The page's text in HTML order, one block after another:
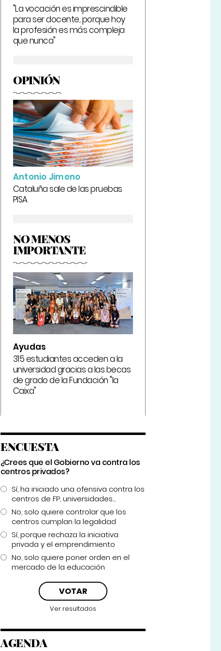
"La vocación es imprescindible
para ser docente, porque hoy
la profesión es más compleja
que nunca"
OPINIÓN
Antonio Jimeno
Cataluña sale de las pruebas
PISA
NO MENOS
IMPORTANTE
Ayudas
315 estudiantes acceden a la
universidad gracias a las becas
de grado de la Fundación "la
Caixa"
ENCUESTA
¿Crees que el Gobierno va contra los
centros privados?
Sí, ha iniciado una ofensiva contra los
centros de FP, universidades...
No, solo quiere controlar que los
centros cumplan la legalidad
Sí, porque rechaza la iniciativa
privada y el emprendimiento
No, solo quiere poner orden en el
mercado de la educación
Ver resultados
AGENDA